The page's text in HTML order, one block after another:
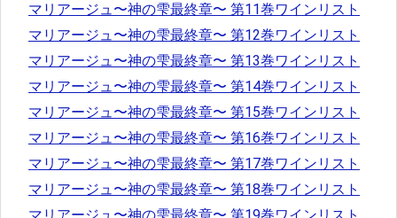
マリアージュ〜神の雫最終章〜 第11巻ワインリスト
マリアージュ〜神の雫最終章〜 第12巻ワインリスト
マリアージュ〜神の雫最終章〜 第13巻ワインリスト
マリアージュ〜神の雫最終章〜 第14巻ワインリスト
マリアージュ〜神の雫最終章〜 第15巻ワインリスト
マリアージュ〜神の雫最終章〜 第16巻ワインリスト
マリアージュ〜神の雫最終章〜 第17巻ワインリスト
マリアージュ〜神の雫最終章〜 第18巻ワインリスト